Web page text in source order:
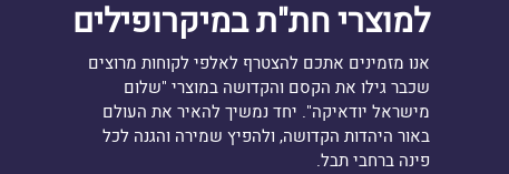
למוצרי חת"ת במיקרופילים
אנו מזמינים אתכם להצטרף לאלפי לקוחות מרוצים
שכבר גילו את הקסם והקדושה במוצרי "שלום
מישראל יודאיקה". יחד נמשיך להאיר את העולם
באור היהדות הקדושה, ולהפיץ שמירה והגנה לכל
פינה ברחבי תבל.